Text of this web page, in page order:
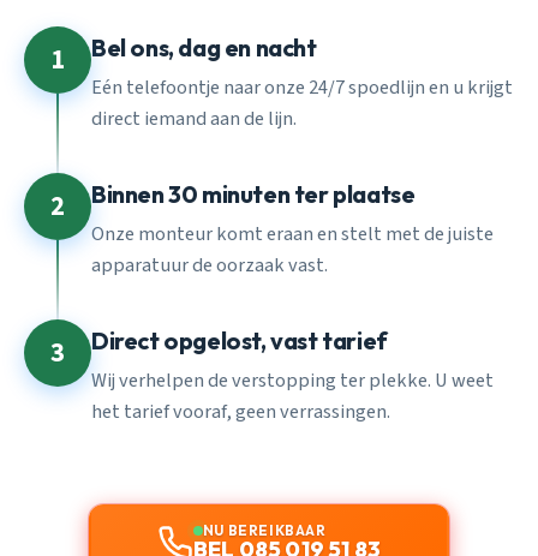
1 Bel ons, dag en nacht
Eén telefoontje naar onze 24/7 spoedlijn en u krijgt
direct iemand aan de lijn.
2 Binnen 30 minuten ter plaatse
Onze monteur komt eraan en stelt met de juiste
apparatuur de oorzaak vast.
3 Direct opgelost, vast tarief
Wij verhelpen de verstopping ter plekke. U weet
het tarief vooraf, geen verrassingen.
NU BEREIKBAAR
BEL 085 019 51 83